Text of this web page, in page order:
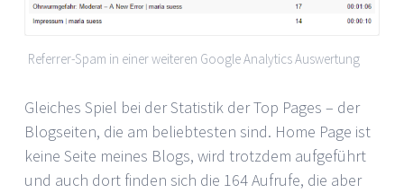
Referrer-Spam in einer weiteren Google Analytics Auswertung
Gleiches Spiel bei der Statistik der Top Pages – der
Blogseiten, die am beliebtesten sind. Home Page ist
keine Seite meines Blogs, wird trotzdem aufgeführt
und auch dort finden sich die 164 Aufrufe, die aber